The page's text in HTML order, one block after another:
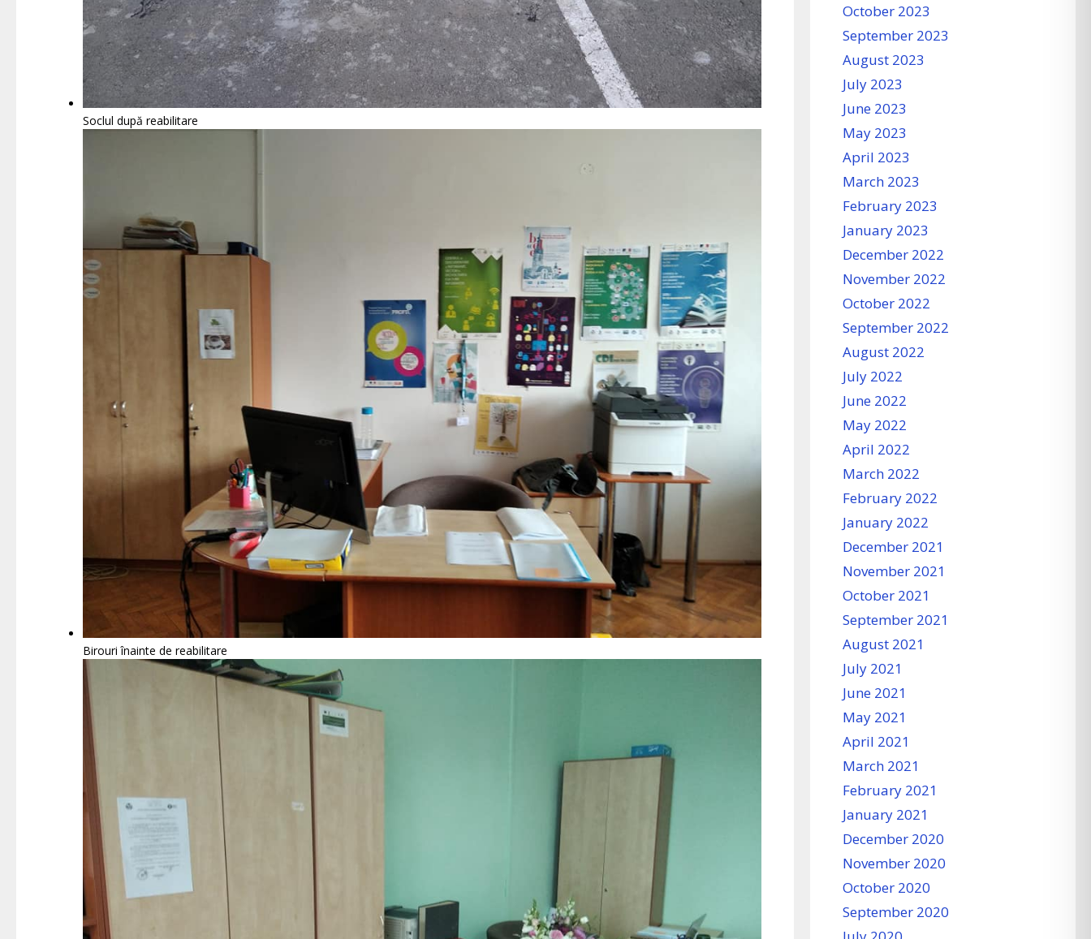
Soclul după reabilitare
Birouri înainte de reabilitare
October 2023
September 2023
August 2023
July 2023
June 2023
May 2023
April 2023
March 2023
February 2023
January 2023
December 2022
November 2022
October 2022
September 2022
August 2022
July 2022
June 2022
May 2022
April 2022
March 2022
February 2022
January 2022
December 2021
November 2021
October 2021
September 2021
August 2021
July 2021
June 2021
May 2021
April 2021
March 2021
February 2021
January 2021
December 2020
November 2020
October 2020
September 2020